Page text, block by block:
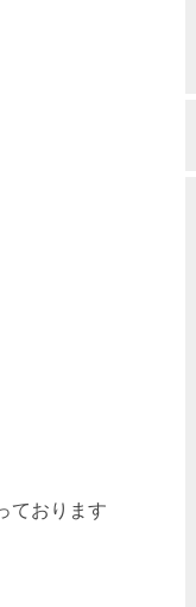
ております